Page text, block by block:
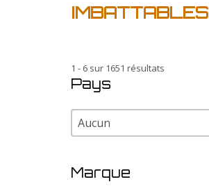
IMBATTABLES
1 - 6 sur 1651 résultats
Pays
Pays
Pays
Marque